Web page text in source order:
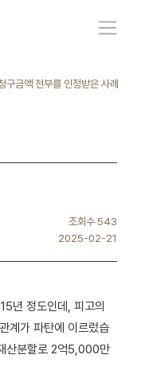
구금액 전부를 인정받은 사례
조회수 543
2025-02-21
년 정도인데, 피고의
계가 파탄에 이르렀습
산분할로 2억5,000만